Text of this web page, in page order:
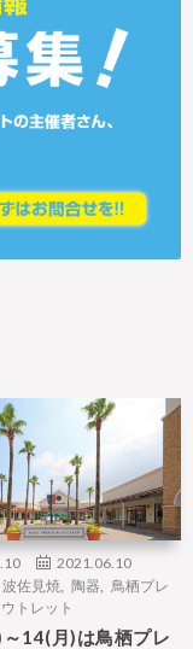
2021.06.10
波佐見焼 陶器
鳥栖プレ
トレット
14(月)は鳥栖プレ